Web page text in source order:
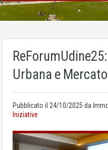
Urbana e
Pubblicato il 24/10/2025 da
Iniziative